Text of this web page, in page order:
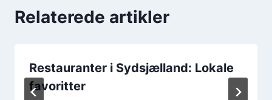
Relaterede artikler
Restauranter i Sydsjælland: Lokale
favoritter